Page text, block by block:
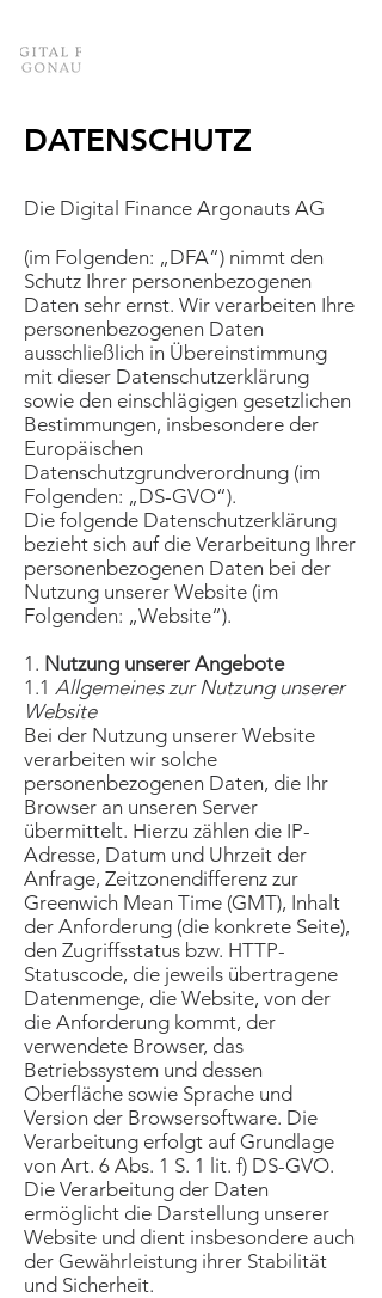
DATENSCHUTZ
Die Digital Finance Argonauts AG
(im Folgenden: „DFA“) nimmt den
Schutz Ihrer personenbezogenen
Daten sehr ernst. Wir verarbeiten Ihre
personenbezogenen Daten
ausschließlich in Übereinstimmung
mit dieser Datenschutzerklärung
sowie den einschlägigen gesetzlichen
Bestimmungen, insbesondere der
Europäischen
Datenschutzgrundverordnung (im
Folgenden: „DS-GVO“).
Die folgende Datenschutzerklärung
bezieht sich auf die Verarbeitung Ihrer
personenbezogenen Daten bei der
Nutzung unserer Website (im
Folgenden: „Website“).
1. Nutzung unserer Angebote
1.1 Allgemeines zur Nutzung unserer
Website
Bei der Nutzung unserer Website
verarbeiten wir solche
personenbezogenen Daten, die Ihr
Browser an unseren Server
übermittelt. Hierzu zählen die IP-
Adresse, Datum und Uhrzeit der
Anfrage, Zeitzonendifferenz zur
Greenwich Mean Time (GMT), Inhalt
der Anforderung (die konkrete Seite),
den Zugriffsstatus bzw. HTTP-
Statuscode, die jeweils übertragene
Datenmenge, die Website, von der
die Anforderung kommt, der
verwendete Browser, das
Betriebssystem und dessen
Oberfläche sowie Sprache und
Version der Browsersoftware. Die
Verarbeitung erfolgt auf Grundlage
von Art. 6 Abs. 1 S. 1 lit. f) DS-GVO.
Die Verarbeitung der Daten
ermöglicht die Darstellung unserer
Website und dient insbesondere auch
der Gewährleistung ihrer Stabilität
und Sicherheit.